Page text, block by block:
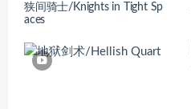
狭间骑士/Knights in Tight Sp
aces